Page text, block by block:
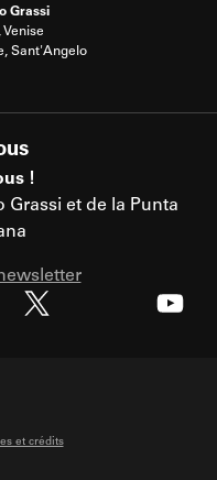
Grassi
Sant'Angelo
!
Grassi et de la Punta
et crédits